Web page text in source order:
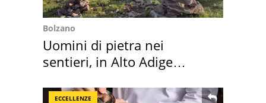
Bolzano
Uomini di pietra nei
sentieri, in Alto Adige
ECCELLENZE